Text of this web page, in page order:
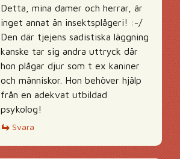
Detta, mina damer och herrar, är
inget annat än insektsplågeri! :-/
Den där tjejens sadistiska läggning
kanske tar sig andra uttryck där
hon plågar djur som t ex kaniner
och människor. Hon behöver hjälp
från en adekvat utbildad
psykolog!
Svara